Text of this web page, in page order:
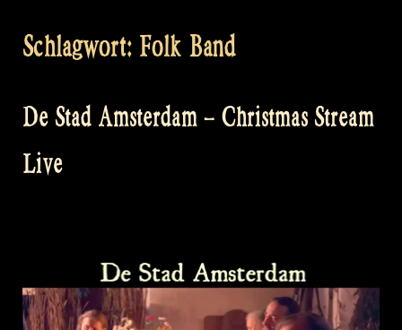
Schlagwort: Folk Band
De Stad Amsterdam – Christmas Stream
Live